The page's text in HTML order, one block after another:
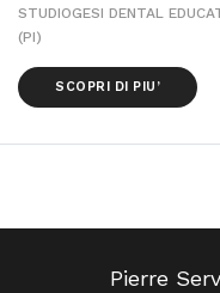
STUDIOGESI DENTAL
(PI)
SCOPRI DI PIU’
Pierre